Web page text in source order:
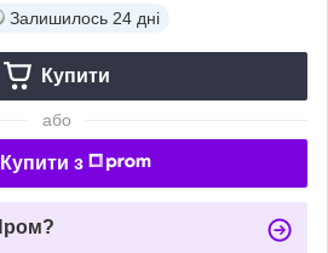
Залишилось 24 дні
Купити
або
Купити з